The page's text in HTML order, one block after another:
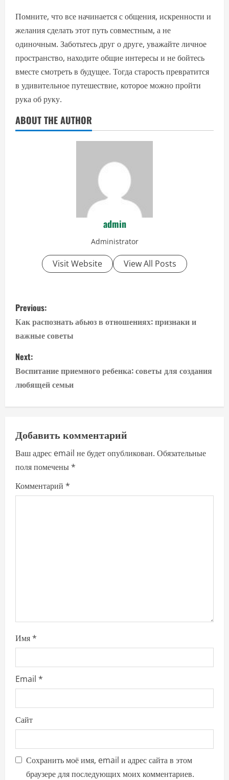
Помните, что все начинается с общения, искренности и
желания сделать этот путь совместным, а не
одиночным. Заботьтесь друг о друге, уважайте личное
пространство, находите общие интересы и не бойтесь
вместе смотреть в будущее. Тогда старость превратится
в удивительное путешествие, которое можно пройти
рука об руку.
ABOUT THE AUTHOR
admin
Administrator
Visit Website View All Posts
P
o
s
t
n
a
v
i
g
a
Previous:
Как распознать абьюз в отношениях: признаки и
важные советы
Next:
Воспитание приемного ребенка: советы для создания
любящей семьи
Добавить комментарий
Ваш адрес email не будет опубликован. Обязательные
поля помечены*
Комментарий *
Имя*
Email *
Сайт
Сохранить моё имя, email и адрес сайта в этом
браузере для последующих моих комментариев.